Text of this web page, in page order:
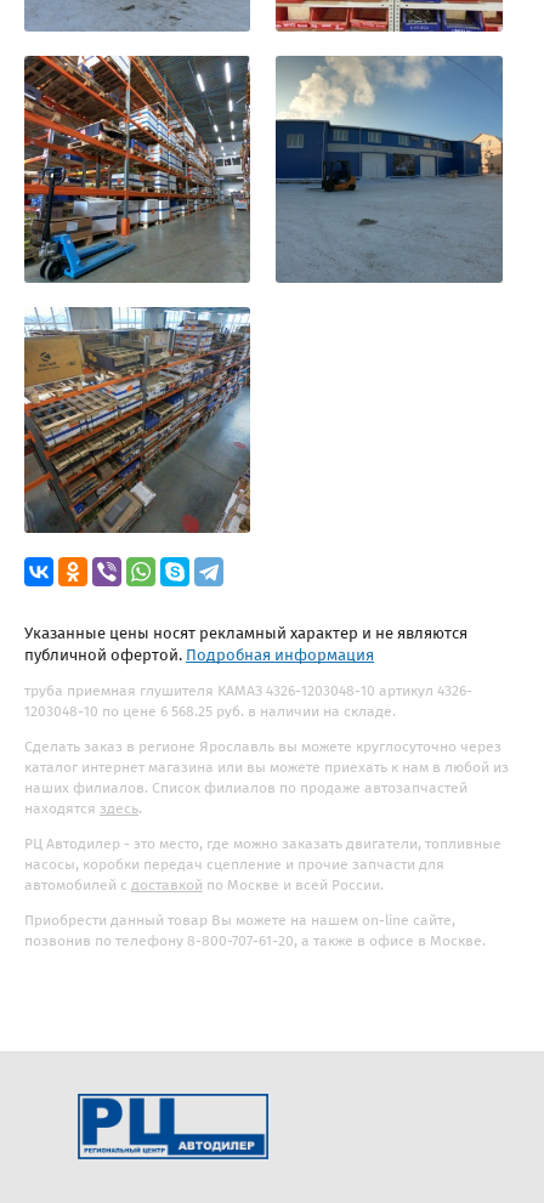
Указанные цены носят рекламный характер и не являются
публичной офертой. Подробная информация
труба приемная глушителя КАМАЗ 4326-1203048-10 артикул 4326-
1203048-10 по цене 6 568.25 руб. в наличии на складе.
Сделать заказ в регионе Ярославль вы можете круглосуточно через
каталог интернет магазина или вы можете приехать к нам в любой из
наших филиалов. Список филиалов по продаже автозапчастей
находятся здесь.
РЦ Автодилер - это место, где можно заказать двигатели, топливные
насосы, коробки передач сцепление и прочие запчасти для
автомобилей с доставкой по Москве и всей России.
Приобрести данный товар Вы можете на нашем on-line сайте,
позвонив по телефону 8-800-707-61-20, а также в офисе в Москве.